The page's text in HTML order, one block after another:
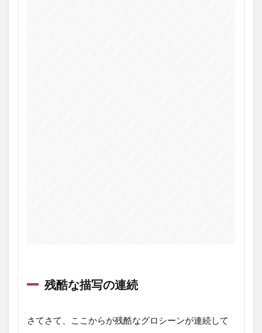
残酷な描写の連続
さてさて、ここからが残酷なグロシーンが連続して